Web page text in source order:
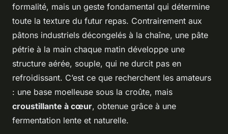
formalité, mais un geste fondamental qui détermine
toute la texture du futur repas. Contrairement aux
pâtons industriels décongelés à la chaîne, une pâte
pétrie à la main chaque matin développe une
structure aérée, souple, qui ne durcit pas en
refroidissant. C’est ce que recherchent les amateurs
: une base moelleuse sous la croûte, mais
croustillante à cœur, obtenue grâce à une
fermentation lente et naturelle.